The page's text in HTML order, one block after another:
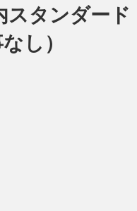
スタンダード
し）